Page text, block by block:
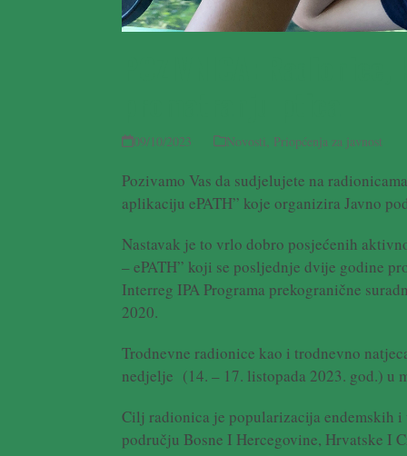
09/10/2023 Novosti Priopćenja za javnost
Pozivamo Vas da sudjelujete na
aplikaciju ePATH” koje organizira Javno
Nastavak je to vrlo dobro posjećenih
– ePATH” koji se posljednje dvije godine
Interreg IPA Programa prekogranične
2020.
Trodnevne radionice kao i trodnevno
nedjelje (14. – 17. listopada 2023. god.) u
Cilj radionica je popularizacija endemskih
području Bosne I Hercegovine, Hrvatske I